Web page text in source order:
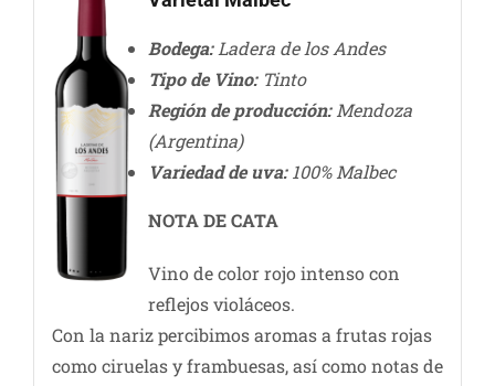
Bodega:Ladera de los Andes
Tipo de Vino:Tinto
Región de producción:Mendoza
(Argentina)
Variedad de uva:100% Malbec
NOTA DE CATA
Vino de color rojo intenso con
reflejos violáceos.
Con la nariz percibimos aromas a frutas rojas
como ciruelas y frambuesas, así como notas de